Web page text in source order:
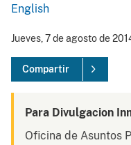
English
Jueves, 7 de agosto de
Compartir
Para Divulgacion
Oficina de Asuntos